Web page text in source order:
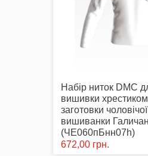
Набір ниток DMC
вишивки
заготовки
вишиванки
(ЧЕ060пБнн07h)
672,00 грн.